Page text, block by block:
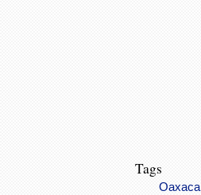
Tags
Oaxaca